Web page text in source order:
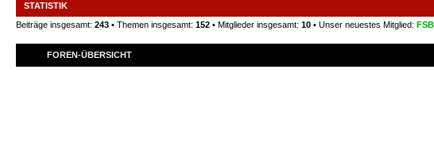
STATISTIK
Beiträge insgesamt: 243 • Themen insgesamt: 152 • Mitglieder insgesamt: 10 • Unser neuestes Mitglied: FSB
FOREN-ÜBERSICHT